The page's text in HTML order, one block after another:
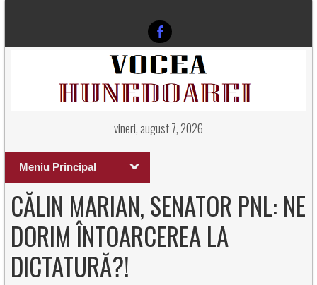
vineri, august 7, 2026
Meniu Principal
CĂLIN MARIAN, SENATOR PNL: NE
DORIM ÎNTOARCEREA LA
DICTATURĂ?!